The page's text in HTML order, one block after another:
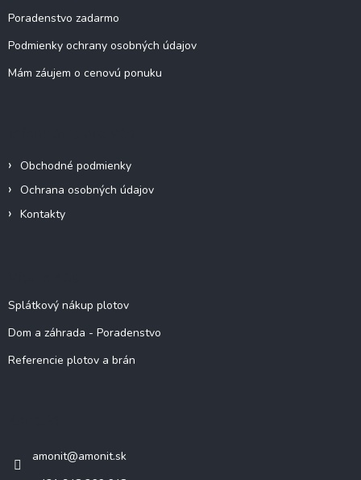
Poradenstvo zadarmo
Podmienky ochrany osobných údajov
Mám záujem o cenovú ponuku
Obchodné podmienky
Ochrana osobných údajov
Kontakty
Splátkový nákup plotov
Dom a záhrada - Poradenstvo
Referencie plotov a brán
amonit@amonit.sk